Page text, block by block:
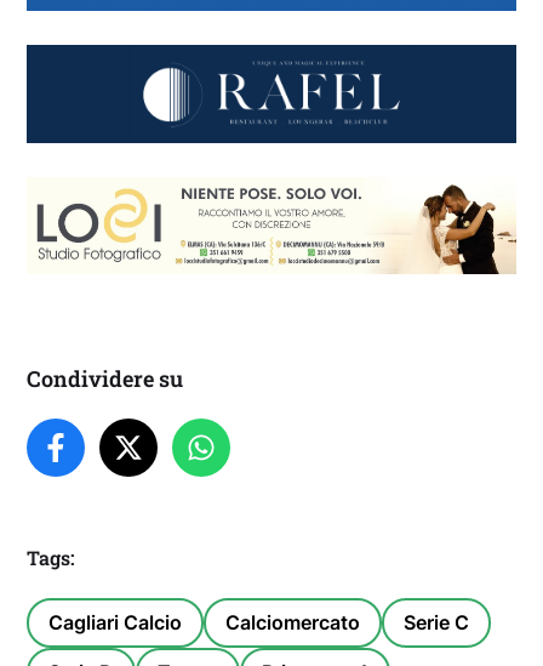
Condividere su
Tags:
Cagliari Calcio Calciomercato Serie C